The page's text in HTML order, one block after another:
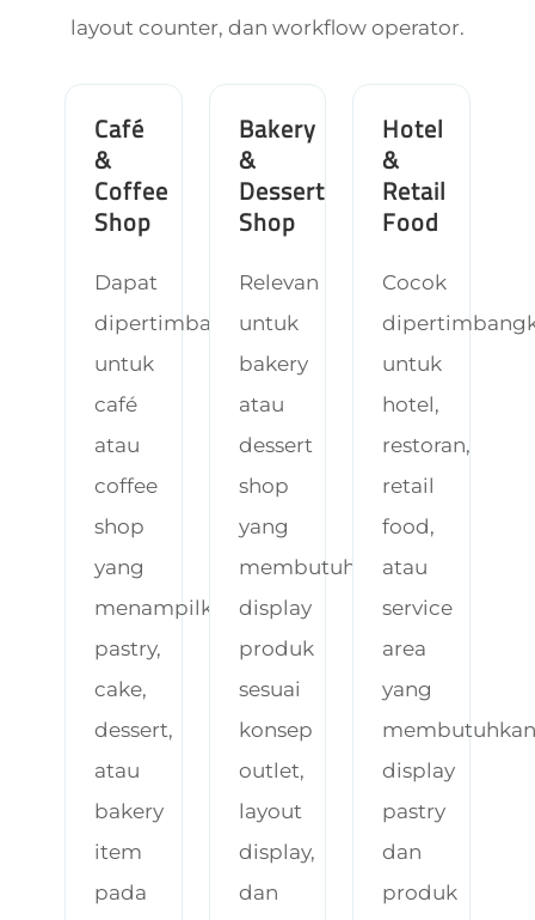
layout counter, dan workflow operator.
Café
&
Coffee
Shop
Dapat
dipertimbangkan
untuk
café
atau
coffee
shop
yang
menampilkan
pastry,
cake,
dessert,
atau
bakery
item
pada
Bakery
&
Dessert
Shop
Relevan
untuk
bakery
atau
dessert
shop
yang
membutuhkan
display
produk
sesuai
konsep
outlet,
layout
display,
dan
Hotel
&
Retail
Food
Cocok
untuk
hotel,
restoran,
retail
food,
atau
service
area
yang
display
pastry
dan
produk